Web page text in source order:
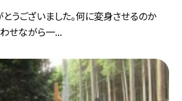
うございました。何に変身させるのか
せながら一...